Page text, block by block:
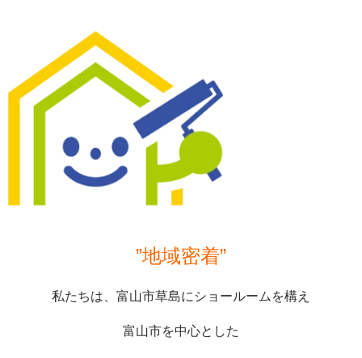
”地域密着”
私たちは、富山市草島にショールームを構え
富山市を中心とした